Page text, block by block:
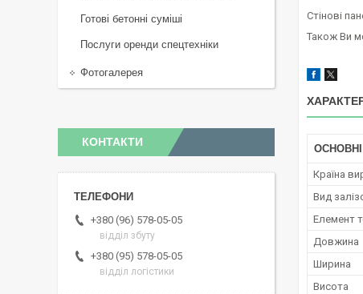
Стінові
Також Ви
Країна
Вид
Елемент
Довжина
Ширина
Висота
Готові бетонні суміші
Послуги оренди спецтехніки
Фотогалерея
КОНТАКТИ
+380 (96) 578-05-05
відділ збуту
+380 (95) 578-05-05
відділ логістики